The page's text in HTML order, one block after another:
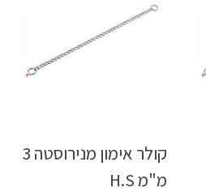
קולר אימון מנירוסטה 3
מ"מ H.S